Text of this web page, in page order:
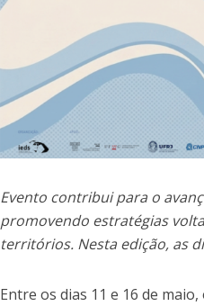
Evento contribui para o
promovendo estratégias
territórios. Nesta edição, as
Entre os dias 11 e 16 de